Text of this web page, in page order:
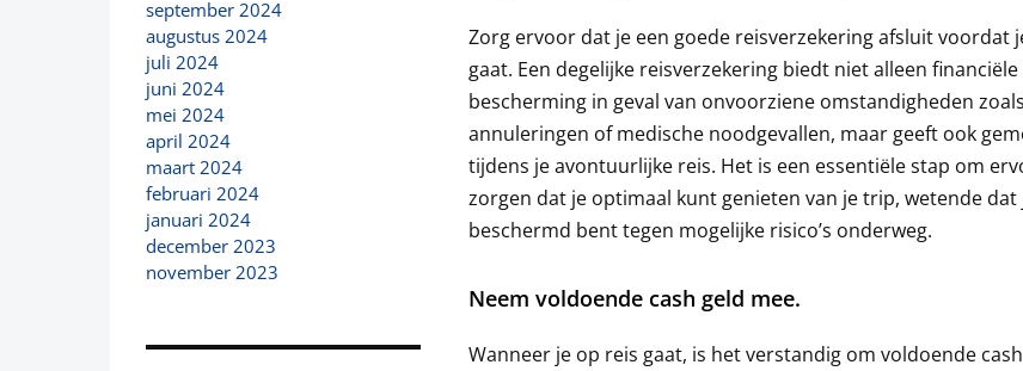
september 2024
augustus 2024
juli 2024
juni 2024
mei 2024
april 2024
maart 2024
februari 2024
januari 2024
december 2023
november 2023
Zorg ervoor dat je een goede reisverzekering afsluit voordat
gaat. Een degelijke reisverzekering biedt niet alleen financiële
bescherming in geval van onvoorziene omstandigheden zoals
annuleringen of medische noodgevallen, maar geeft ook
tijdens je avontuurlijke reis. Het is een essentiële stap om
zorgen dat je optimaal kunt genieten van je trip, wetende dat
beschermd bent tegen mogelijke risico’s onderweg.
Neem voldoende cash geld mee.
Wanneer je op reis gaat, is het verstandig om voldoende